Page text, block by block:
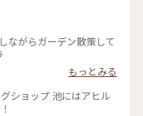
ながらガーデン散策して
もっとみる
ショップ 池にはアヒル